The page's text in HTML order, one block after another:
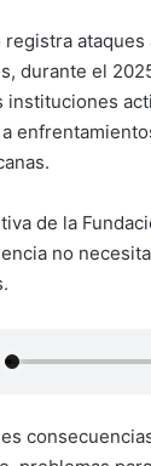
durante el
instituciones
de la
no